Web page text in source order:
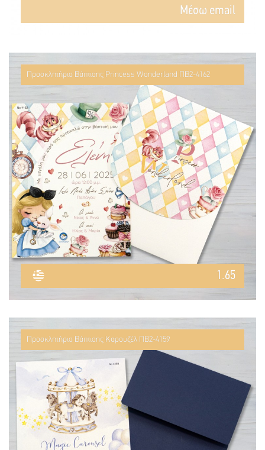
Mέσω email
Προσκλητήριο Βάπτισης Princess Wonderland ΠΒ2-4162
1.65
Προσκλητήριο Βάπτισης Καρουζέλ ΠΒ2-4159